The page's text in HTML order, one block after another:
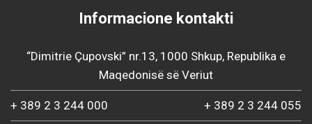
Informacione kontakti
“Dimitrie Çupovski” nr.13, 1000 Shkup, Republika e
Maqedonisë së Veriut
+ 389 2 3 244 000 + 389 2 3 244 055